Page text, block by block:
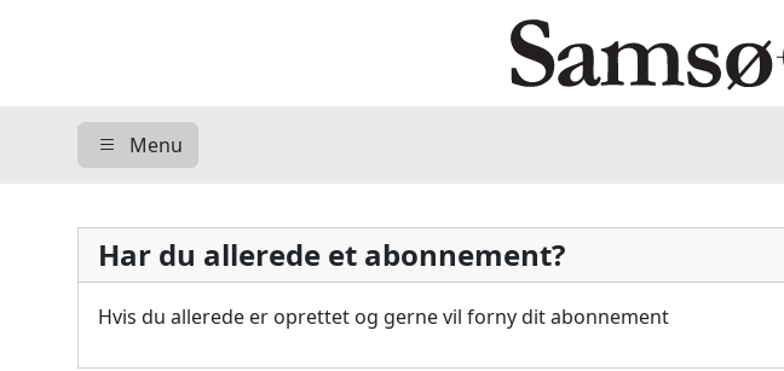
Menu
Har du allerede et abonnement?
Hvis du allerede er oprettet og gerne vil forny dit abonnement